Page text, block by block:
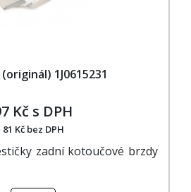
1J0615231
Kč s DPH
81 Kč bez DPH
zadní kotoučové brzdy